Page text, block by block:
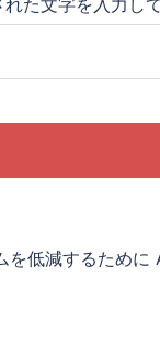
を低減するために